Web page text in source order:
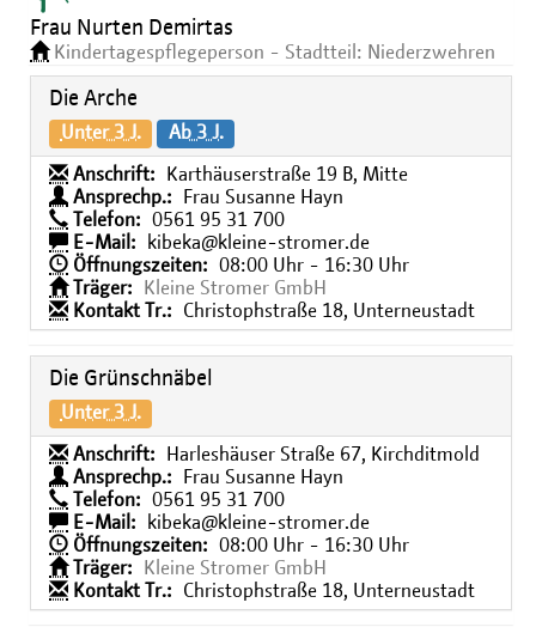
Frau Nurten Demirtas
Kindertagespflegeperson - Stadtteil: Niederzwehren
Die Arche
Unter 3 J. Ab 3 J.
Anschrift:
Karthäuserstraße 19 B, Mitte
Ansprechp.:
Frau Susanne Hayn
Telefon:
0561 95 31 700
E-Mail:
kibeka@kleine-stromer.de
Öffnungszeiten:
08:00 Uhr - 16:30 Uhr
Träger:
Kleine Stromer GmbH
Kontakt Tr.:
Christophstraße 18, Unterneustadt
Die Grünschnäbel
Unter 3 J.
Anschrift:
Harleshäuser Straße 67, Kirchditmold
Ansprechp.:
Frau Susanne Hayn
Telefon:
0561 95 31 700
E-Mail:
kibeka@kleine-stromer.de
Öffnungszeiten:
08:00 Uhr - 16:30 Uhr
Träger:
Kleine Stromer GmbH
Kontakt Tr.:
Christophstraße 18, Unterneustadt